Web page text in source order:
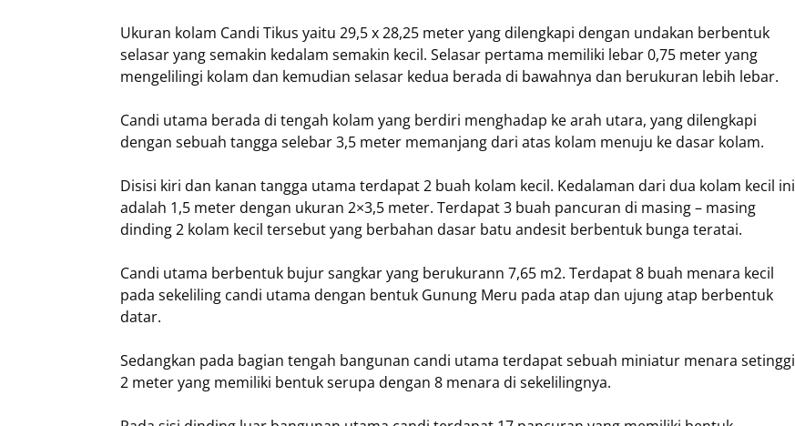
Ukuran kolam Candi Tikus yaitu 29,5 x 28,25 meter yang dilengkapi dengan undakan berbentuk
selasar yang semakin kedalam semakin kecil. Selasar pertama memiliki lebar 0,75 meter yang
mengelilingi kolam dan kemudian selasar kedua berada di bawahnya dan berukuran lebih lebar.
Candi utama berada di tengah kolam yang berdiri menghadap ke arah utara, yang dilengkapi
dengan sebuah tangga selebar 3,5 meter memanjang dari atas kolam menuju ke dasar kolam.
Disisi kiri dan kanan tangga utama terdapat 2 buah kolam kecil. Kedalaman dari dua kolam kecil ini
adalah 1,5 meter dengan ukuran 2×3,5 meter. Terdapat 3 buah pancuran di masing – masing
dinding 2 kolam kecil tersebut yang berbahan dasar batu andesit berbentuk bunga teratai.
Candi utama berbentuk bujur sangkar yang berukurann 7,65 m2. Terdapat 8 buah menara kecil
pada sekeliling candi utama dengan bentuk Gunung Meru pada atap dan ujung atap berbentuk
datar.
Sedangkan pada bagian tengah bangunan candi utama terdapat sebuah miniatur menara setinggi
2 meter yang memiliki bentuk serupa dengan 8 menara di sekelilingnya.